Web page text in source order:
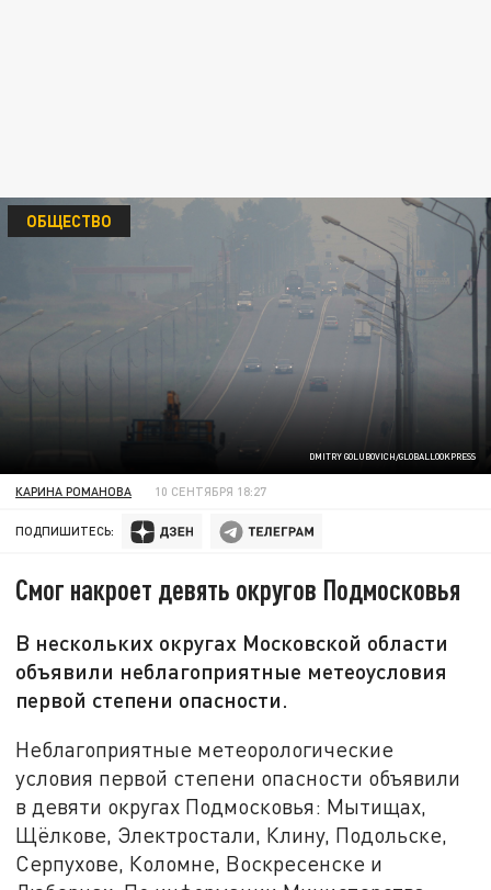
DMITRY GOLUBOVICH/GLOBALLOOKPRESS
ОБЩЕСТВО
КАРИНА РОМАНОВА 10 СЕНТЯБРЯ 18:27
ПОДПИШИТЕСЬ:
Смог накроет девять округов Подмосковья
В нескольких округах Московской области
объявили неблагоприятные метеоусловия
первой степени опасности.
Неблагоприятные метеорологические
условия первой степени опасности объявили
в девяти округах Подмосковья: Мытищах,
Щёлкове, Электростали, Клину, Подольске,
Серпухове, Коломне, Воскресенске и